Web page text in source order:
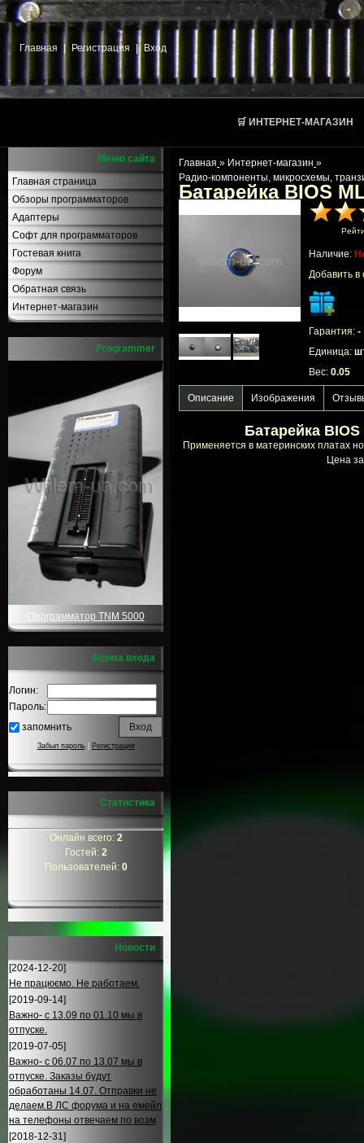
Главная Регистрация | Вход
🛒 ИНТЕРНЕТ-МАГАЗИН
Меню сайта
Главная страница
Обзоры программаторов
Адаптеры
Софт для программаторов
Гостевая книга
Форум
Обратная связь
Интернет-магазин
Programmer
Программатор TNM 5000
Форма входа
Логин:
Пароль:
запомнить
Забыл пароль| Регистрация
Статистика
Онлайн всего: 2
Гостей: 2
Пользователей: 0
Новости
[2024-12-20]
Не працюємо. Не работаем.
[2019-09-14]
Важно- с 13.09 по 01.10 мы в
отпуске.
[2019-07-05]
Важно- с 06.07 по 13.07 мы в
отпуске. Заказы будут
обработаны 14.07. Отправки не
делаем.В ЛС форума и на емейл
на телефоны отвечаем по возм
[2018-12-31]
Главная » Интернет-магазин »
Радио-компоненты, микросхемы,
Батарейка BIOS
Наличие:
Добавить в
Гарантия: -
Единица:
Вес: 0.05
Описание Изображения
Батарейка
Применяется в материнских платах
Цена